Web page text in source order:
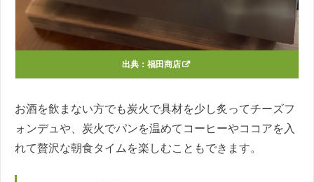
出典： 福田商店
お酒を飲まない方でも炭火で具材を少し炙ってチーズフ
ォンデュや、炭火でパンを温めてコーヒーやココアを入
れて贅沢な朝食タイムを楽しむこともできます。